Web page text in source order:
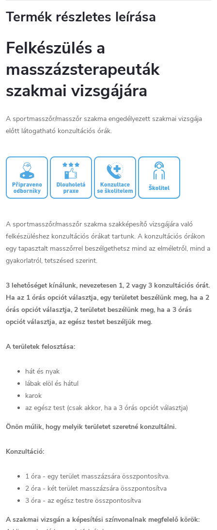
Termék részletes leírása
Felkészülés a
masszázsterapeuták
szakmai vizsgájára
A sportmasszőr/masszőr szakma engedélyezett szakmai vizsgája
előtt látogatható konzultációs órák.
A sportmasszőr/masszőr szakma szakképesítő vizsgájára való
felkészüléshez konzultációs órákat tartunk. A konzultációs órákon
egy tapasztalt masszőrrel beszélgethetsz mind az elméletről, mind a
gyakorlatról, tetszésed szerint.
3 lehetőséget kínálunk, nevezetesen 1, 2 vagy 3 konzultációs órát.
Ha az 1 órás opciót választja, egy területet beszélünk meg, ha a 2
órás opciót választja, 2 területet beszélünk meg, ha a 3 órás
opciót választja, az egész testet beszéljük meg.
A területek felosztása:
hát és nyak
lábak elöl és hátul
karok
az egész test (csak akkor, ha a 3 órás opciót választja)
Önön múlik, hogy melyik területet szeretné konzultálni.
Konzultáció:
1 óra - egy terület masszázsára összpontosítva.
2 óra - két terület masszázsára összpontosítva
3 óra - az egész testre összpontosítva
A szakmai vizsgán a képesítési színvonalnak megfelelő körök: